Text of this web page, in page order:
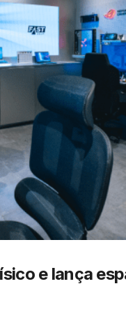
e lança